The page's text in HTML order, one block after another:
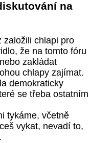
na
založili chlapi pro
že na tomto fóru
zakládat
chlapy zajímat.
demokraticky
se třeba ostatním
tykáme, včetně
vykat, nevadí to,